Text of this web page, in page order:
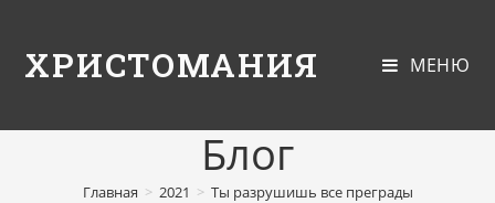
ХРИСТОМАНИЯ МЕНЮ
Блог
Главная > 2021 > Ты разрушишь все преграды